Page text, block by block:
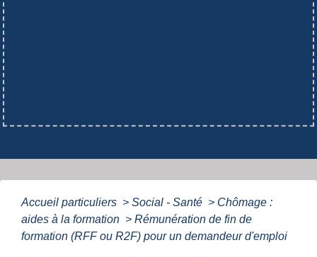
Accueil particuliers > Social - Santé > Chômage :
aides à la formation > Rémunération de fin de
formation (RFF ou R2F) pour un demandeur d'emploi